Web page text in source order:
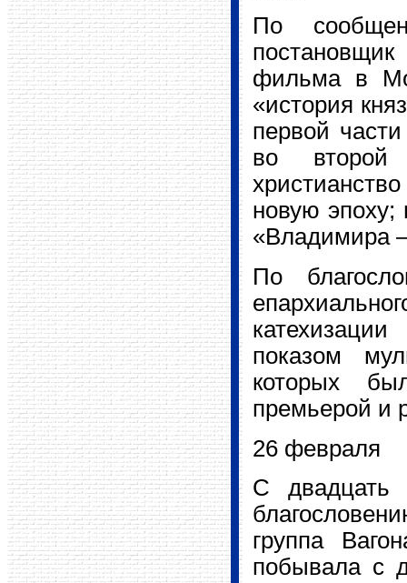
По
фильма в
«история
первой
во второй
новую
«Владимира
По
показом
которых
премьерой и
26 февраля
С двадцать
группа
побывала с